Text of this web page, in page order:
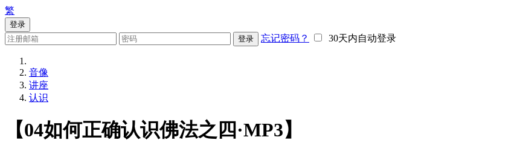
繁
登录
登录
忘记密码？ 30天内自动登录
音像
讲座
认识
【04如何正确认识佛法之四·MP3】